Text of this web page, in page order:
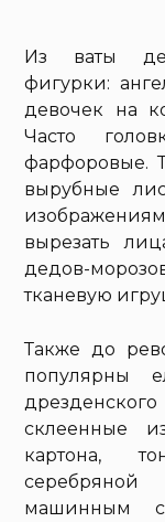
Из ваты
фигурки:
девочек на
Часто
фарфоровые.
вырубные
вырезать
дедов-
тканевую
Также до
популярны
склеенные
картона,
машинным